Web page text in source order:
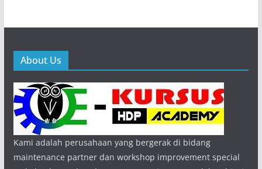
About Us
Kami adalah perusahaan yang bergerak di bidang
maintenance partner dan workshop improvement special